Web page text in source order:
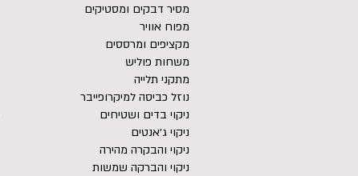
מסיר דבקים ומסטיקים
מפוח אוויר
מקציפים ומרססים
משחות פוליש
מתקני תלייה
נוזל כביסה למיקרופייבר
ניקוי בדים ושטיחים
ניקוי ג׳אנטים
ניקוי והבקרה מהירה
ניקוי והברקה שמשות